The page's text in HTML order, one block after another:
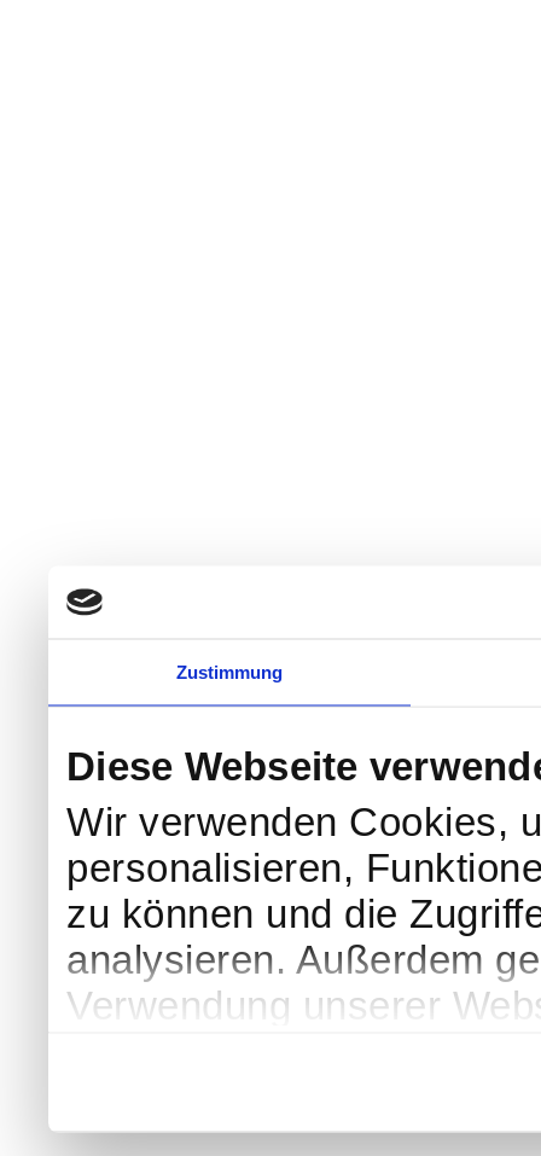
Zustimmung
Diese Webseite
Wir verwenden Cookies,
personalisieren,
zu können und die
analysieren. Außerdem
Verwendung unserer
weiteren Daten